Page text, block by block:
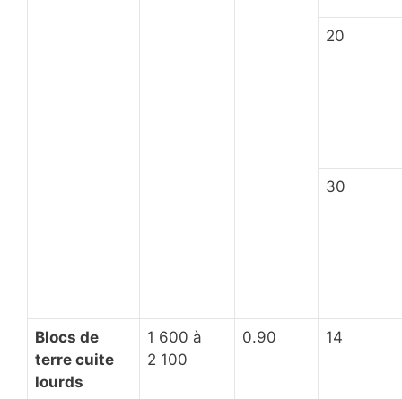
20
30
Blocs de
terre cuite
lourds
1 600 à
2 100
0.90 14